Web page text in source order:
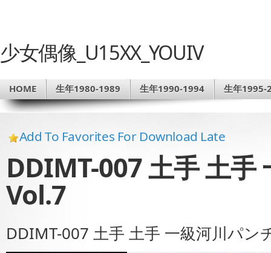
少女偶像_U15XX_YOUIV
HOME 生年1980-1989 生年1990-1994 生年1995-
Add To Favorites For Download Late
DDIMT-007 土手 土手
Vol.7
DDIMT-007 土手 土手 一級河川パン